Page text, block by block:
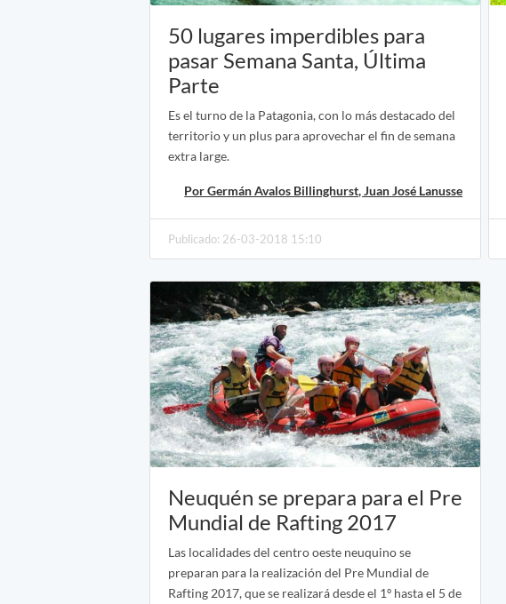
50 lugares imperdibles para
pasar Semana Santa, Última
Parte
Es el turno de la Patagonia, con lo más destacado del
territorio y un plus para aprovechar el fin de semana
extra large.
Por Germán Avalos Billinghurst, Juan José Lanusse
Publicado: 26-03-2018 15:10
Neuquén se prepara para el Pre
Mundial de Rafting 2017
Las localidades del centro oeste neuquino se
preparan para la realización del Pre Mundial de
Rafting 2017, que se realizará desde el 1º hasta el 5 de